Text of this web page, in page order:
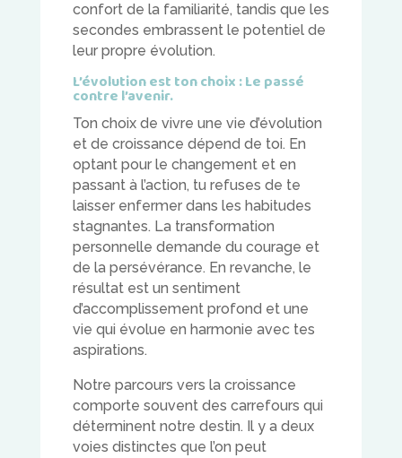
confort de la familiarité, tandis que les
secondes embrassent le potentiel de
leur propre évolution.
L’évolution est ton choix : Le passé
contre l’avenir.
Ton choix de vivre une vie d’évolution
et de croissance dépend de toi. En
optant pour le changement et en
passant à l’action, tu refuses de te
laisser enfermer dans les habitudes
stagnantes. La transformation
personnelle demande du courage et
de la persévérance. En revanche, le
résultat est un sentiment
d’accomplissement profond et une
vie qui évolue en harmonie avec tes
aspirations.
Notre parcours vers la croissance
comporte souvent des carrefours qui
déterminent notre destin. Il y a deux
voies distinctes que l’on peut